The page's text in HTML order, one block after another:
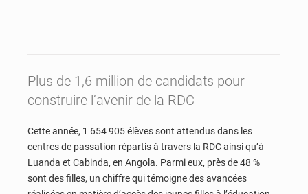
Plus de 1,6 million de candidats pour
construire l’avenir de la RDC
Cette année, 1 654 905 élèves sont attendus dans les
centres de passation répartis à travers la RDC ainsi qu’à
Luanda et Cabinda, en Angola. Parmi eux, près de 48 %
sont des filles, un chiffre qui témoigne des avancées